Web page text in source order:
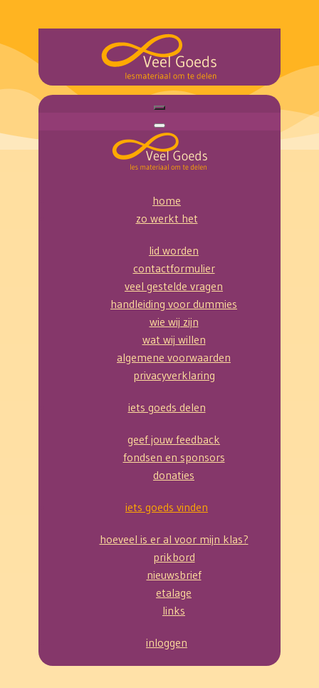
home
zo werkt het
lid worden
contactformulier
veel gestelde vragen
handleiding voor dummies
wie wij zijn
wat wij willen
algemene voorwaarden
privacyverklaring
iets goeds delen
geef jouw feedback
fondsen en sponsors
donaties
iets goeds vinden
hoeveel is er al voor mijn klas?
prikbord
nieuwsbrief
etalage
links
inloggen